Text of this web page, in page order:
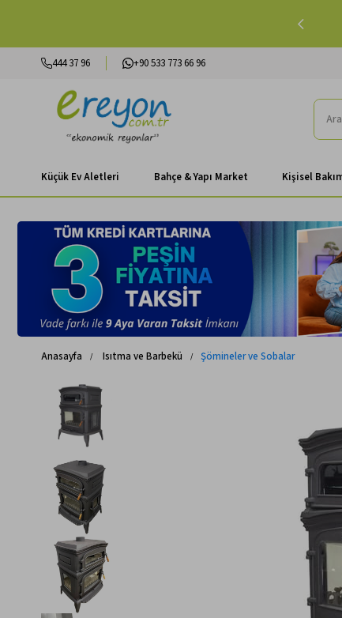
444 37 96 +90 533 773 66 96
Küçük Ev Aletleri Bahçe & Yapı Market Kişisel
Anasayfa Isıtma ve Barbekü Şömineler ve Sobalar